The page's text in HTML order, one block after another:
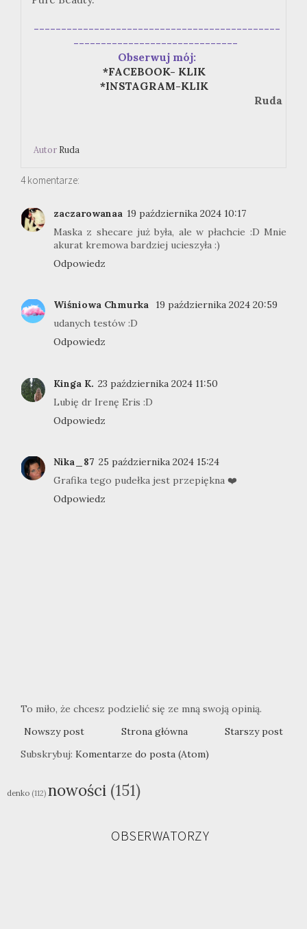
---------------------------------------------
------------------------------
Obserwuj mój:
*FACEBOOK- KLIK
*INSTAGRAM-KLIK
Ruda
Autor Ruda
4 komentarze:
zaczarowanaa 19 października 2024 10:17
Maska z shecare już była, ale w płachcie :D Mnie
akurat kremowa bardziej ucieszyła :)
Odpowiedz
Wiśniowa Chmurka
19 października 2024 20:59
udanych testów :D
Odpowiedz
Kinga K. 23 października 2024 11:50
Lubię dr Irenę Eris :D
Odpowiedz
Nika_87 25 października 2024 15:24
Grafika tego pudełka jest przepiękna ❤️
Odpowiedz
To miło, że chcesz podzielić się ze mną swoją opinią.
Nowszy post
Starszy post
Strona główna
Subskrybuj: Komentarze do posta (Atom)
denko (112) nowości (151)
OBSERWATORZY